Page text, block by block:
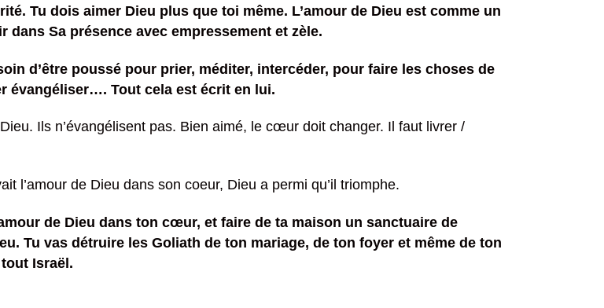
Tu dois aimer Dieu plus que toi même. L’amour de Dieu est comme un
Sa présence avec empressement et zèle.
d’être poussé pour prier, méditer, intercéder, pour faire les choses de
évangéliser…. Tout cela est écrit en lui.
Ils n’évangélisent pas. Bien aimé, le cœur doit changer. Il faut livrer /
l’amour de Dieu dans son coeur, Dieu a permi qu’il triomphe.
de Dieu dans ton cœur, et faire de ta maison un sanctuaire de
Tu vas détruire les Goliath de ton mariage, de ton foyer et même de ton
Israël.